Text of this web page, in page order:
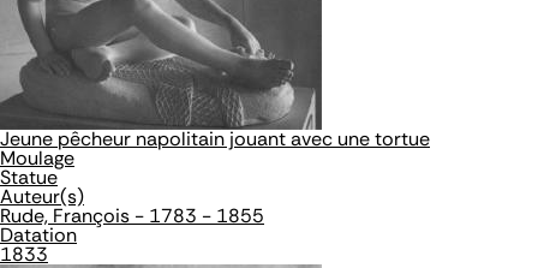
Jeune pêcheur napolitain jouant avec une tortue
Moulage
Statue
Auteur(s)
Rude, François - 1783 - 1855
Datation
1833